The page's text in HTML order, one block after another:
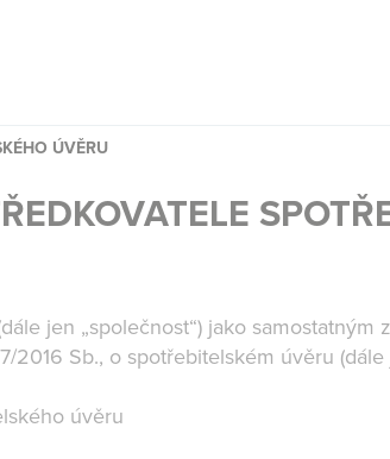
ÚVĚRU
jen „společnost“) jako
Sb., o spotřebitelském úvěru (dále
úvěru